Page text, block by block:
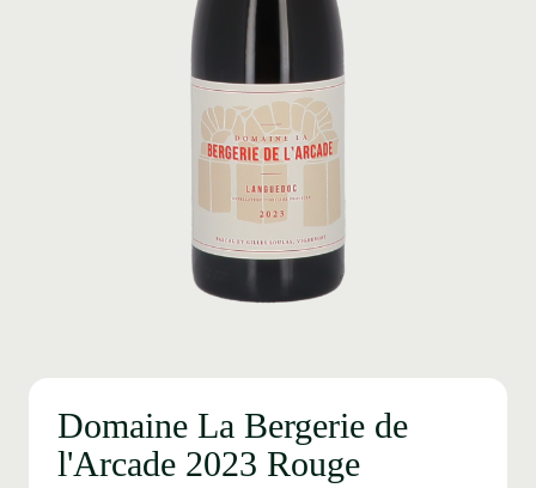
Domaine La Bergerie de
l'Arcade 2023 Rouge